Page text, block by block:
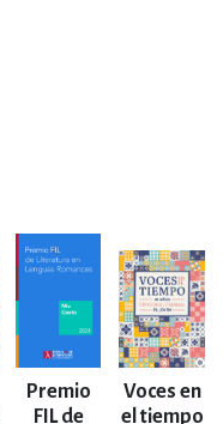
Premio
FIL de
Voces en
el tiempo